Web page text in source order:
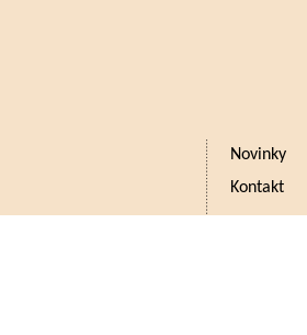
Novinky
Kontakt